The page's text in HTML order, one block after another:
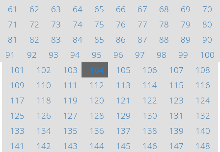
61
62 63 64 65 66 67 68 69
70
71
72 73 74 75 76 77 78 79
80
81
82 83 84 85 86 87 88 89
90
91
92 93 94 95 96 97 98 99
100
101
102 103 104 105 106 107
108
109
110 111 112 113 114 115
116
117
118 119 120 121 122 123
124
125
126 127 128 129 130 131
132
133
134 135 136 137 138 139
140
141
142 143 144 145 146 147
148